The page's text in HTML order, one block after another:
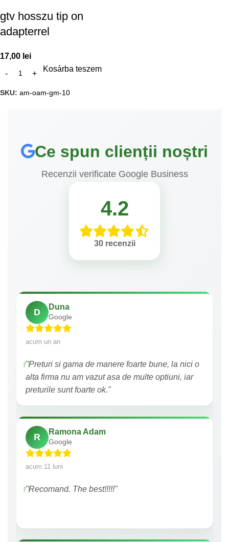
gtv hosszu tip on
adapterrel
17,00 lei
Kosárba teszem
SKU: am-oam-gm-10
Ce spun clienții noștri
Recenzii verificate Google Business
4.2
30 recenzii
D
Duna
Google
acum un an
"Preturi si gama de manere foarte bune, la nici o
alta firma nu am vazut asa de multe optiuni, iar
preturile sunt foarte ok."
R
Ramona Adam
Google
acum 11 luni
"Recomand. The best!!!!!"